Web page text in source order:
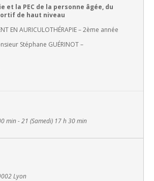
et la PEC de la personne âgée, du
de haut niveau
EN AURICULOTHÉRAPIE – 2ème année
Stéphane GUÉRINOT –
min - 21 (Samedi) 17 h 30 min
Lyon